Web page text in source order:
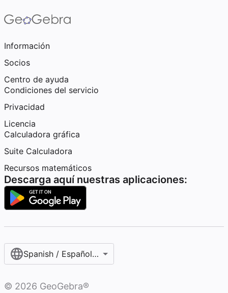
Información
Socios
Centro de ayuda
Condiciones del servicio
Privacidad
Licencia
Calculadora gráfica
Suite Calculadora
Recursos matemáticos
Descarga aquí nuestras aplicaciones:
Spanish / Español (internacional)
© 2026 GeoGebra®